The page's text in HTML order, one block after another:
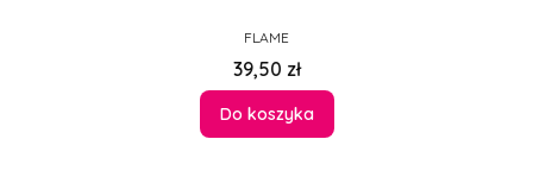
PRODUCENT
FLAME
Cena
39,50 zł
Do koszyka